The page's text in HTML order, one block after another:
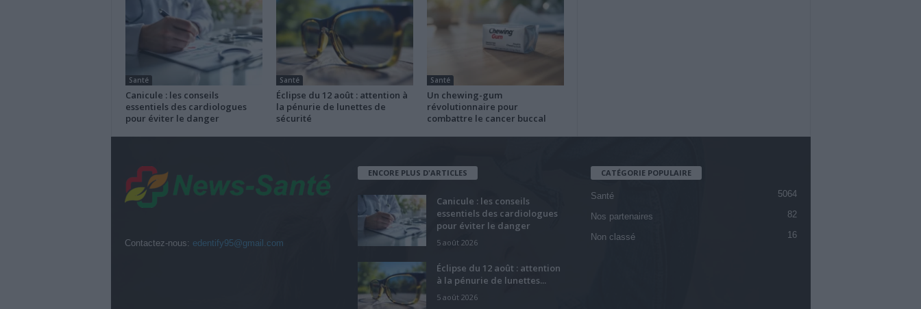
Santé
Canicule : les conseils
essentiels des cardiologues
pour éviter le danger
Santé
Éclipse du 12 août : attention à
la pénurie de lunettes de
sécurité
Santé
Un chewing-gum
révolutionnaire pour
combattre le cancer buccal
Contactez-nous: edentify95@gmail.com
ENCORE PLUS D'ARTICLES
Canicule : les conseils
essentiels des cardiologues
pour éviter le danger
5 août 2026
Éclipse du 12 août : attention
à la pénurie de lunettes...
5 août 2026
CATÉGORIE POPULAIRE
Santé 5064
Nos partenaires 82
Non classé 16